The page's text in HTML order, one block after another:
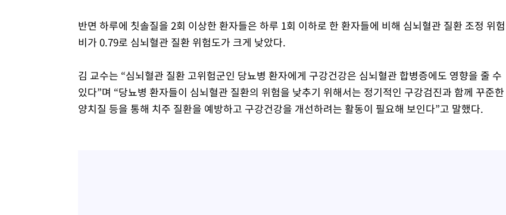
반면 하루에 칫솔질을 2회 이상한 환자들은 하루 1회 이하로 한 환자들에 비해 심뇌혈관 질환 조정 위험
비가 0.79로 심뇌혈관 질환 위험도가 크게 낮았다.
김 교수는 “심뇌혈관 질환 고위험군인 당뇨병 환자에게 구강건강은 심뇌혈관 합병증에도 영향을 줄 수
있다”며 “당뇨병 환자들이 심뇌혈관 질환의 위험을 낮추기 위해서는 정기적인 구강검진과 함께 꾸준한
양치질 등을 통해 치주 질환을 예방하고 구강건강을 개선하려는 활동이 필요해 보인다”고 말했다.